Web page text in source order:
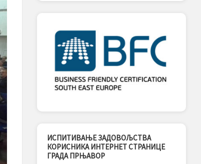
ИСПИТИВАЊЕ ЗАДОВОЉСТВА
КОРИСНИКА ИНТЕРНЕТ СТРАНИЦЕ
ГРАДА ПРЊАВОР